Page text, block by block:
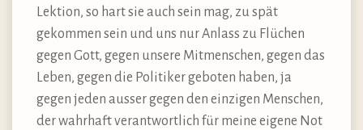
Lektion, so hart sie auch sein mag, zu spät
gekommen sein und uns nur Anlass zu Flüchen
gegen Gott, gegen unsere Mitmenschen, gegen das
Leben, gegen die Politiker geboten haben, ja
gegen jeden ausser gegen den einzigen Menschen,
der wahrhaft verantwortlich für meine eigene Not